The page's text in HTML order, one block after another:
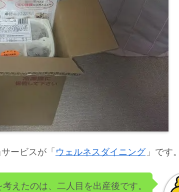
ービスが「 ウェルネスダイニング 」です。
えたのは、二人目を出産後です。